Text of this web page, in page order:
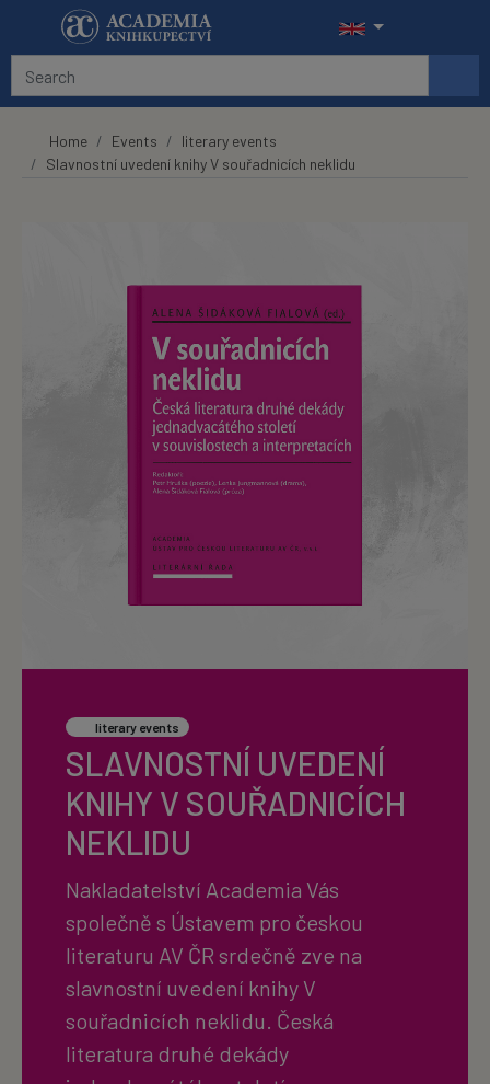
Skip to main content
Home Events
literary events
Slavnostní uvedení knihy V souřadnicích neklidu
literary events
SLAVNOSTNÍ UVEDENÍ
KNIHY V SOUŘADNICÍCH
NEKLIDU
Nakladatelství Academia Vás
společně s Ústavem pro českou
literaturu AV ČR srdečně zve na
slavnostní uvedení knihy V
souřadnicích neklidu. Česká
literatura druhé dekády